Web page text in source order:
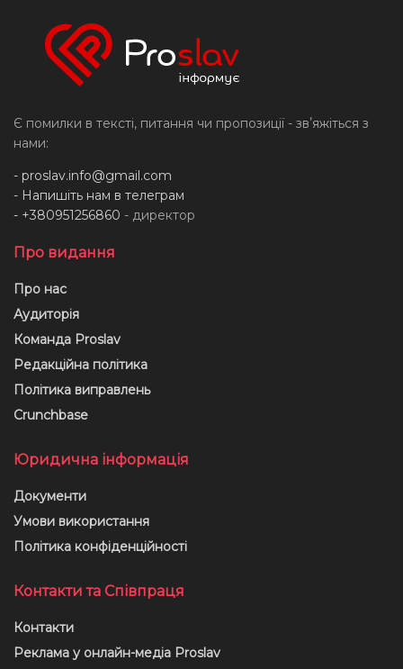
Є помилки в тексті, питання чи пропозиції - звʼяжіться з
нами:
- proslav.info@gmail.com
- Напишіть нам в телеграм
- +380951256860 - директор
Про видання
Про нас
Аудиторія
Команда Proslav
Редакційна політика
Політика виправлень
Crunchbase
Юридична інформація
Документи
Умови використання
Політика конфіденційності
Контакти та Співпраця
Контакти
Реклама у онлайн-медіа Proslav